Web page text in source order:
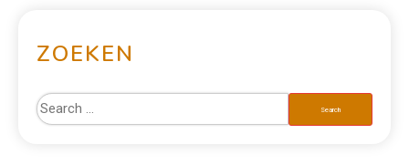
ZOEKEN